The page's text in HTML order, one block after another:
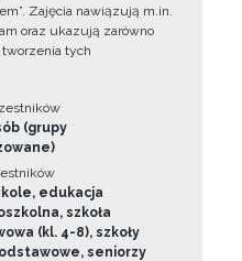
Zajęcia nawiązują m.in.
oraz ukazują zarówno
tych
(grupy
edukacja
szkoła
(kl. 4-8), szkoły
seniorzy